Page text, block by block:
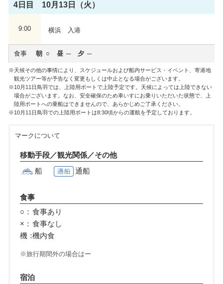
4日目 10月13日（火）
9:00 横浜 入港
食事 朝 昼 夕
天候その他の事情により、スケジュールおよび船内サービス・イベント、寄港地
観光ツアー等が予告なく変更もしくは中止となる場合がございます。
10月11日鳥羽では、上陸用ボートで上陸予定です。天候によっては上陸できない
場合がございます。なお、安全確保のため車いすにお乗りいただいた状態で、上
陸用ボートへの乗船はできませんので、あらかじめご了承ください。
10月11日鳥羽での上陸用ボートは8:30頃からの運航を予定しております。
マークについて
移動手段／観光関係／その他
船
通船
食事
○： 食事あり
×： 食事なし
機：機内食
旅行期間外の場合はー
宿泊